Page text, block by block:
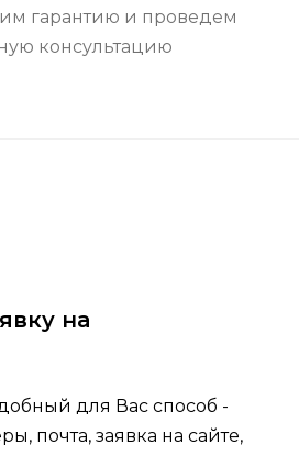
гарантию и проведем
консультацию
на
для Вас способ -
почта, заявка на сайте,